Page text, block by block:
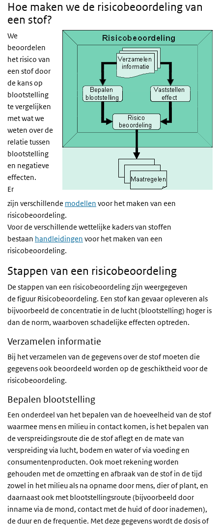
Hoe maken we de risicobeoordeling van
een stof?
We
beoordelen
het risico van
een stof door
de kans op
blootstelling
te vergelijken
met wat we
weten over de
relatie tussen
blootstelling
en negatieve
effecten.
Er
zijn verschillende modellen voor het maken van een
risicobeoordeling.
Voor de verschillende wettelijke kaders van stoffen
bestaan handleidingen voor het maken van een
risicobeoordeling.
Stappen van een risicobeoordeling
De stappen van een risicobeoordeling zijn weergegeven
de figuur Risicobeoordeling. Een stof kan gevaar opleveren als
bijvoorbeeld de concentratie in de lucht (blootstelling) hoger is
dan de norm, waarboven schadelijke effecten optreden.
Verzamelen informatie
Bij het verzamelen van de gegevens over de stof moeten die
gegevens ook beoordeeld worden op de geschiktheid voor de
risicobeoordeling.
Bepalen blootstelling
Een onderdeel van het bepalen van de hoeveelheid van de stof
waarmee mens en milieu in contact komen, is het bepalen van
de verspreidingsroute die de stof aflegt en de mate van
verspreiding via lucht, bodem en water of via voeding en
consumentenproducten. Ook moet rekening worden
gehouden met de omzetting en afbraak van de stof in de tijd
zowel in het milieu als na opname door mens, dier of plant, en
daarnaast ook met blootstellingsroute (bijvoorbeeld door
inname via de mond, contact met de huid of door inademen),
de duur en de frequentie. Met deze gegevens wordt de dosis of